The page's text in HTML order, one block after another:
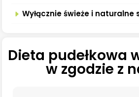
Wyłącznie świeże i naturalne
Dieta pudełkowa
w zgodzie z